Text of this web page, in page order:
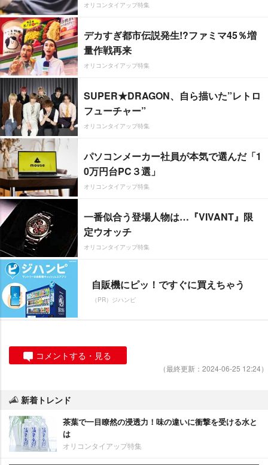
オリコンタイアップ特集
デカすぎ都市伝説発生!?ファミマ45％増
量作戦再来
オリコンタイアップ特集
SUPER★DRAGON、自ら描いた”レトロ
フューチャー”
オリコンタイアップ特集
パソコンメーカー社員が本気で選んだ「1
0万円台PC３選」
オリコンタイアップ特集
一番似合う登場人物は…『VIVANT』限
定ウオッチ
オリコンタイアップ特集
自販機にピッ！ですぐに買えちゃう
（PR）ジハンピ
コメントする・見る
（最終更新：2024-06-25 12:24）
新着トレンド
茶葉で一目瞭然の浸透力！味の違いに衝撃を受ける水と
は
オリコンタイアップ特集